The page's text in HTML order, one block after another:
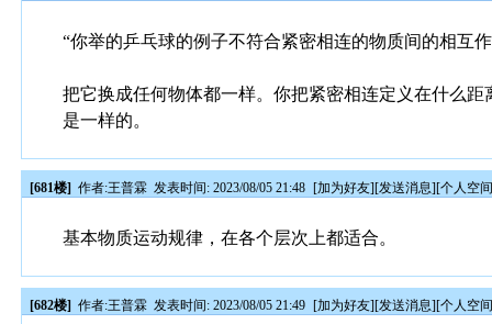
“你举的乒乓球的例子不符合紧密相连的物质间的相互
把它换成任何物体都一样。你把紧密相连定义在什么
是一样的。
[681楼] 作者:王普霖 发表时间: 2023/08/05 21:48 [加为好友][发送消息][个人空
基本物质运动规律，在各个层次上都适合。
[682楼] 作者:王普霖 发表时间: 2023/08/05 21:49 [加为好友][发送消息][个人空